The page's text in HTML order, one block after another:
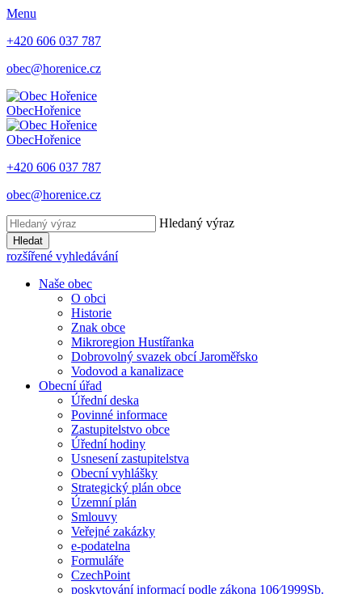
Menu
+420 606 037 787
obec@horenice.cz
ObecHořenice
ObecHořenice
+420 606 037 787
obec@horenice.cz
Hledaný výraz
Hledat
rozšířené vyhledávání
Naše obec
O obci
Historie
Znak obce
Mikroregion Hustířanka
Dobrovolný svazek obcí Jaroměřsko
Vodovod a kanalizace
Obecní úřad
Úřední deska
Povinné informace
Zastupitelstvo obce
Úřední hodiny
Usnesení zastupitelstva
Obecní vyhlášky
Strategický plán obce
Územní plán
Smlouvy
Veřejné zakázky
e-podatelna
Formuláře
CzechPoint
poskytování informací podle zákona 106⁄1999Sb.